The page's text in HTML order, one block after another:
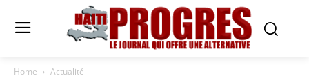
Home Actualité